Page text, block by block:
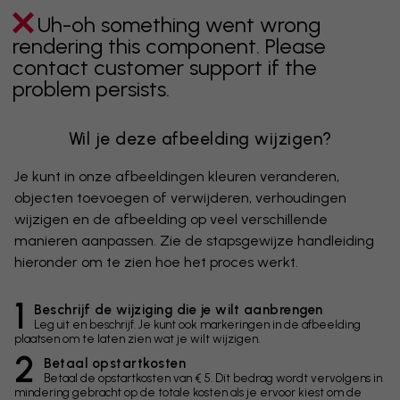
Uh-oh something went wrong
rendering this component. Please
contact customer support if the
problem persists.
Wil je deze afbeelding wijzigen?
Je kunt in onze afbeeldingen kleuren veranderen,
objecten toevoegen of verwijderen, verhoudingen
wijzigen en de afbeelding op veel verschillende
manieren aanpassen. Zie de stapsgewijze handleiding
hieronder om te zien hoe het proces werkt.
1 Beschrijf de wijziging die je wilt aanbrengen
Leg uit en beschrijf. Je kunt ook markeringen in de afbeelding
plaatsen om te laten zien wat je wilt wijzigen.
2 Betaal opstartkosten
Betaal de opstartkosten van € 5. Dit bedrag wordt vervolgens in
mindering gebracht op de totale kosten als je ervoor kiest om de